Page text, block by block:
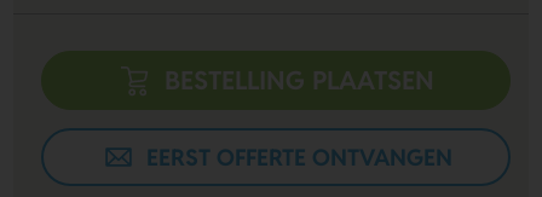
BESTELLING PLAATSEN
EERST OFFERTE ONTVANGEN